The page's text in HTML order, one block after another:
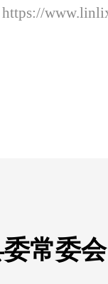
https://
常委